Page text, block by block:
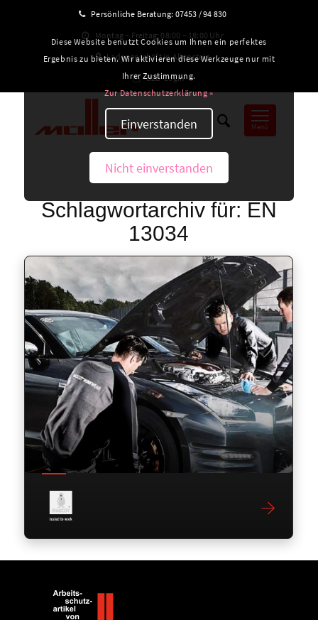
Persönliche Beratung: 07453 / 94 830
Montag – Freitag: 08:00 – 18:00 Uhr
Ladengeschäft in Altensteig
B2B-Login
Menü
Schlagwortarchiv für: EN
13034
Diese Website benutzt Cookies um Ihnen ein perfektes
Ergebnis zu bieten. Wir aktivieren diese Werkzeuge nur mit
Ihrer Zustimmung.
Zur Datenschutzerklärung »
Einverstanden
Nicht einverstanden